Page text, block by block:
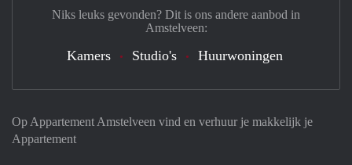
Op Appartement Amstelveen vind en verhuur je makkelijk je
Appartement
Niks leuks gevonden? Dit is ons andere aanbod in
Amstelveen:
Kamers Studio's Huurwoningen